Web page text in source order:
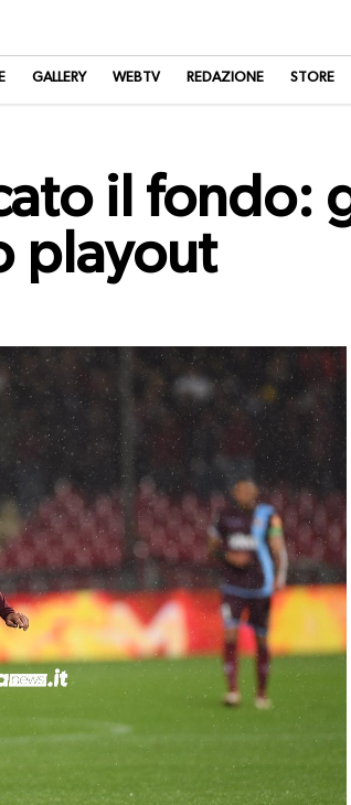
GALLERY WEBTV REDAZIONE STORE
il fondo:
playout